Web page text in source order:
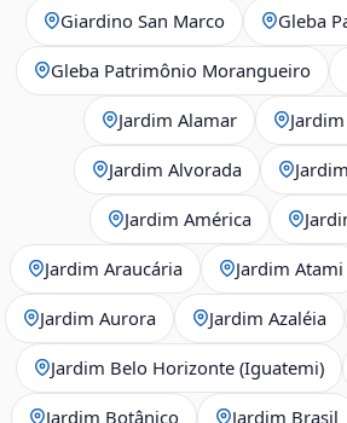
Giardino San Marco Gleba
Gleba Patrimônio Morangueiro
Jardim Alamar
Jardim Alvorada
Jardim América
Jardim Araucária Jardim Atami
Jardim Aurora Jardim Azaléia
Jardim Belo Horizonte (Iguatemi)
Jardim Botânico Jardim Brasil